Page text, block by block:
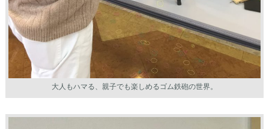
大人もハマる、親子でも楽しめるゴム鉄砲の世界。